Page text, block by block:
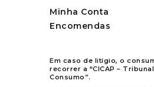
Minha Conta
Encomendas
Em caso de litígio, o
recorrer a “CICAP –
Consumo”.